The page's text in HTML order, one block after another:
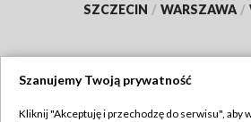
SZCZECIN / WARSZAWA /
Szanujemy Twoją prywatność
Kliknij "Akceptuję i przechodzę do serwisu", aby